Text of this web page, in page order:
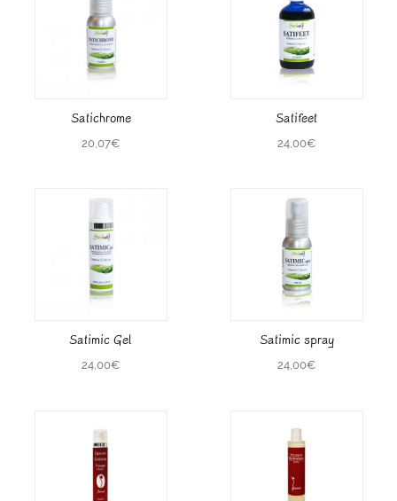
Satichrome
20,07€
Satifeet
24,00€
Satimic Gel
24,00€
Satimic spray
24,00€